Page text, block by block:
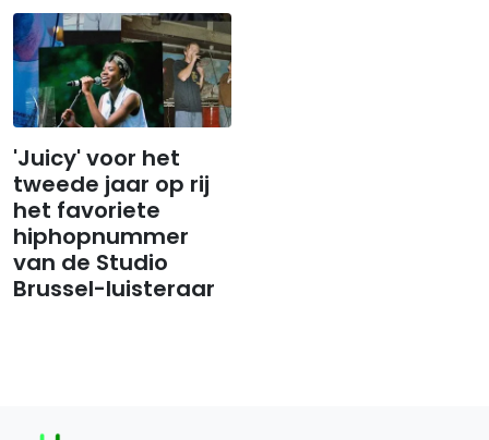
'Juicy' voor het
tweede jaar op rij
het favoriete
hiphopnummer
van de Studio
Brussel-luisteraar